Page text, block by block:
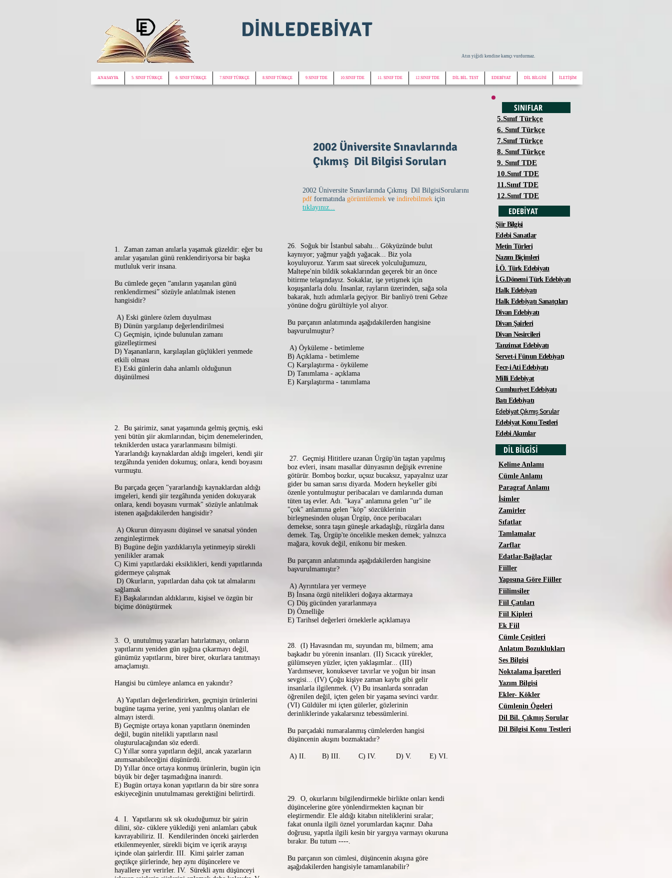
DİNLEDEBİYAT
Atın yiğidi kendine kamçı vurdurmaz.
ANASAYFA 5. SINIF TÜRKÇE 6. SINIF TÜRKÇE 7.SINIF TÜRKÇE 8.SINIF TÜRKÇE 9.SINIF TDE 10.SINIF TDE 11. SINIF TDE 12.SINIF TDE DİL BİL. TEST EDEBİYAT DİL BİLGİSİ İLETİŞİM
2002 Üniversite Sınavlarında
Çıkmış Dil Bilgisi Soruları
2002 Üniversite Sınavlarında Çıkmış Dil BilgisiSorularını
pdf formatında görüntülemek ve indirebilmek için
tıklayınız...
1. Zaman zaman anılarla yaşamak güzeldir: eğer bu
anılar yaşanılan günü renklendiriyorsa bir başka
mutluluk verir insana.
Bu cümlede geçen “anıların yaşanılan günü
renklendirmesi” sözüyle anlatılmak istenen
hangisidir?
A) Eski günlere özlem duyulması
B) Dünün yargılanıp değerlendirilmesi
C) Geçmişin, içinde bulunulan zamanı
güzelleştirmesi
D) Yaşananların, karşılaşılan güçlükleri yenmede
etkili olması
E) Eski günlerin daha anlamlı olduğunun
düşünülmesi
2. Bu şairimiz, sanat yaşamında gelmiş geçmiş, eski
yeni bütün şiir akımlarından, biçim denemelerinden,
tekniklerden ustaca yararlanmasını bilmişti.
Yararlandığı kaynaklardan aldığı imgeleri, kendi şiir
tezgâhında yeniden dokumuş; onlara, kendi boyasını
vurmuştu.
Bu parçada geçen "yararlandığı kaynaklardan aldığı
imgeleri, kendi şiir tezgâhında yeniden dokuyarak
onlara, kendi boyasını vurmak" sözüyle anlatılmak
istenen aşağıdakilerden hangisidir?
A) Okurun dünyasını düşünsel ve sanatsal yönden
zenginleştirmek
B) Bugüne değin yazdıklarıyla yetinmeyip sürekli
yenilikler aramak
C) Kimi yapıtlardaki eksiklikleri, kendi yapıtlarında
gidermeye çalışmak
D) Okurların, yapıtlardan daha çok tat almalarını
sağlamak
E) Başkalarından aldıklarını, kişisel ve özgün bir
biçime dönüştürmek
3. O, unutulmuş yazarları hatırlatmayı, onların
yapıtlarını yeniden gün ışığına çıkarmayı değil,
günümüz yapıtlarını, birer birer, okurlara tanıtmayı
amaçlamıştı.
Hangisi bu cümleye anlamca en yakındır?
A) Yapıtları değerlendirirken, geçmişin ürünlerini
bugüne taşıma yerine, yeni yazılmış olanları ele
almayı isterdi.
B) Geçmişte ortaya konan yapıtların öneminden
değil, bugün nitelikli yapıtların nasıl
oluşturulacağından söz ederdi.
C) Yıllar sonra yapıtların değil, ancak yazarların
anımsanabileceğini düşünürdü.
D) Yıllar önce ortaya konmuş ürünlerin, bugün için
büyük bir değer taşımadığına inanırdı.
E) Bugün ortaya konan yapıtların da bir süre sonra
eskiyeceğinin unutulmaması gerektiğini belirtirdi.
4. I. Yapıtlarını sık sık okuduğumuz bir şairin
dilini, söz- cüklere yüklediği yeni anlamları çabuk
kavrayabiliriz. II. Kendilerinden önceki şairlerden
etkilenmeyenler, sürekli biçim ve içerik arayışı
içinde olan şairlerdir. III. Kimi şairler zaman
geçtikçe şiirlerinde, hep aynı düşüncelere ve
hayallere yer verirler. IV. Sürekli aynı düşünceyi
26. Soğuk bir İstanbul sabahı... Gökyüzünde bulut
kaynıyor; yağmur yağdı yağacak... Biz yola
koyuluyoruz. Yarım saat sürecek yolculuğumuzu,
Maltepe'nin bildik sokaklarından geçerek bir an önce
bitirme telaşındayız. Sokaklar, işe yetişmek için
koşuşanlarla dolu. İnsanlar, rayların üzerinden, sağa sola
bakarak, hızlı adımlarla geçiyor. Bir banliyö treni Gebze
yönüne doğru gürültüyle yol alıyor.
Bu parçanın anlatımında aşağıdakilerden hangisine
başvurulmuştur?
A) Öyküleme - betimleme
B) Açıklama - betimleme
C) Karşılaştırma - öyküleme
D) Tanımlama - açıklama
E) Karşılaştırma - tanımlama
27. Geçmişi Hititlere uzanan Ürgüp'ün taştan yapılmış
boz evleri, insanı masallar dünyasının değişik evrenine
götürür. Bomboş bozkır, uçsuz bucaksız, yapayalnız uzar
gider bu saman sarısı diyarda. Modern heykeller gibi
özenle yontulmuştur peribacaları ve damlarında duman
tüten taş evler. Adı. "kaya" anlamına gelen "ur" ile
"çok" anlamına gelen "köp" sözcüklerinin
birleşmesinden oluşan Ürgüp, önce peribacaları
demekse, sonra taşın güneşle arkadaşlığı, rüzgârla dansı
demek. Taş, Ürgüp'te öncelikle mesken demek; yalnızca
mağara, kovuk değil, enikonu bir mesken.
Bu parçanın anlatımında aşağıdakilerden hangisine
başvurulmamıştır?
A) Ayrıntılara yer vermeye
B) İnsana özgü nitelikleri doğaya aktarmaya
C) Düş gücünden yararlanmaya
D) Öznelliğe
E) Tarihsel değerleri örneklerle açıklamaya
28. (I) Havasından mı, suyundan mı, bilmem; ama
başkadır bu yörenin insanları. (II) Sıcacık yürekler,
gülümseyen yüzler, içten yaklaşımlar... (III)
Yardımsever, konuksever tavırlar ve yoğun bir insan
sevgisi... (IV) Çoğu kişiye zaman kaybı gibi gelir
insanlarla ilgilenmek. (V) Bu insanlarda sonradan
öğrenilen değil, içten gelen bir yaşama sevinci vardır.
(VI) Güldüler mi içten gülerler, gözlerinin
derinliklerinde yakalarsınız tebessümlerini.
Bu parçadaki numaralanmış cümlelerden hangisi
düşüncenin akışını bozmaktadır?
A) II. B) III. C) IV. D) V. E) VI.
29. O, okurlarını bilgilendirmekle birlikte onları kendi
düşüncelerine göre yönlendirmekten kaçınan bir
eleştirmendir. Ele aldığı kitabın niteliklerini sıralar;
fakat onunla ilgili öznel yorumlardan kaçınır. Daha
doğrusu, yapıtla ilgili kesin bir yargıya varmayı okuruna
bırakır. Bu tutum ----.
Bu parçanın son cümlesi, düşüncenin akışına göre
aşağıdakilerden hangisiyle tamamlanabilir?
SINIFLAR
5.Sınıf Türkçe
6. Sınıf Türkçe
7.Sınıf Türkçe
8. Sınıf Türkçe
9. Sınıf TDE
10.Sınıf TDE
11.Sınıf TDE
12.Sınıf TDE
EDEBİYAT
Şiir Bilgisi
Edebi Sanatlar
Metin Türleri
Nazım Biçimleri
İ.Ö. Türk Edebiyatı
İ.G.Dönemi Türk Edebiyatı
Halk Edebiyatı
Halk Edebiyatı Sanatçıları
Divan Edebiyatı
Divan Şairleri
Divan Nesircileri
Tanzimat Edebiyatı
Servet-i Fünun Edebiyatı
Fecr-i Ati Edebiyatı
Milli Edebiyat
Cumhuriyet Edebiyatı
Batı Edebiyatı
Edebiyat Çıkmış Sorular
Edebiyat Konu Testleri
Edebi Akımlar
DİL BİLGİSİ
Kelime Anlamı
Cümle Anlamı
Paragraf Anlamı
İsimler
Zamirler
Sıfatlar
Tamlamalar
Zarflar
Edatlar-Bağlaçlar
Fiiller
Yapısına Göre Fiiller
Fiilimsiler
Fiil Çatıları
Fiil Kipleri
Ek Fiil
Cümle Çeşitleri
Anlatım Bozuklukları
Ses Bilgisi
Noktalama İşaretleri
Yazım Bilgisi
Ekler- Kökler
Cümlenin Ögeleri
Dil Bil. Çıkmış Sorular
Dil Bilgisi Konu Testleri